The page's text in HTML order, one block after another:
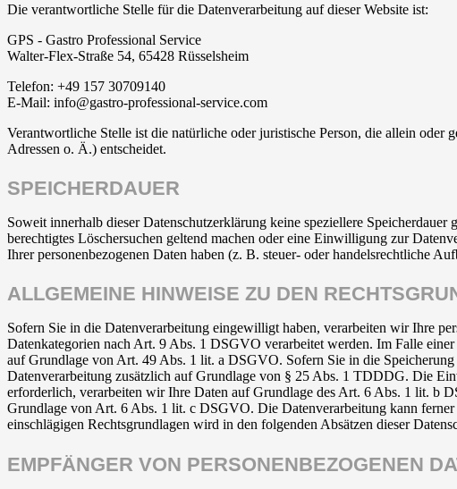
Die verantwortliche Stelle für die Datenverarbeitung auf dieser Website ist:
GPS - Gastro Professional Service
Walter-Flex-Straße 54, 65428 Rüsselsheim
Telefon: +49 157 30709140
E-Mail: info@gastro-professional-service.com
Verantwortliche Stelle ist die natürliche oder juristische Person, die allein
Adressen o. Ä.) entscheidet.
SPEICHERDAUER
Soweit innerhalb dieser Datenschutzerklärung keine speziellere
berechtigtes Löschersuchen geltend machen oder eine Einwilligung zur
Ihrer personenbezogenen Daten haben (z. B. steuer- oder handelsrechtliche
ALLGEMEINE HINWEISE ZU DEN
Sofern Sie in die Datenverarbeitung eingewilligt haben, verarbeiten wir Ihre
Datenkategorien nach Art. 9 Abs. 1 DSGVO verarbeitet werden. Im Falle
auf Grundlage von Art. 49 Abs. 1 lit. a DSGVO. Sofern Sie in die
Datenverarbeitung zusätzlich auf Grundlage von § 25 Abs. 1 TDDDG. Die
erforderlich, verarbeiten wir Ihre Daten auf Grundlage des Art. 6 Abs. 1 lit. b
Grundlage von Art. 6 Abs. 1 lit. c DSGVO. Die Datenverarbeitung kann
einschlägigen Rechtsgrundlagen wird in den folgenden Absätzen dieser
EMPFÄNGER VON PERSONENBEZOGENEN